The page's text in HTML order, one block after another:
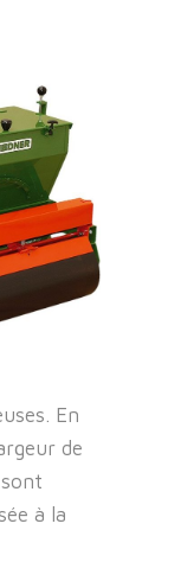
En
de
à la